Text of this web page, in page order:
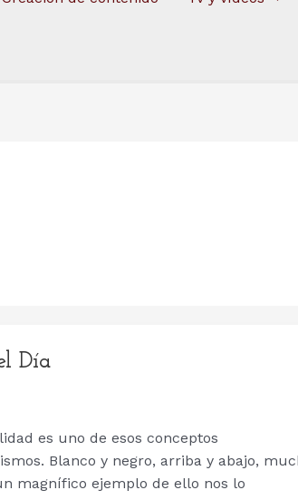
Día
es uno de esos conceptos
Blanco y negro, arriba y abajo,
magnífico ejemplo de ello nos lo